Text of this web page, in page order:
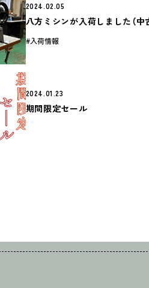
2024.02.05
八方ミシンが入荷しました（中
入荷情報
2024.01.23
期間限定セール